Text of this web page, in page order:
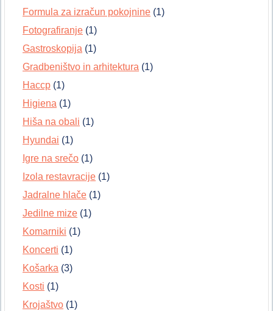
Formula za izračun pokojnine (1)
Fotografiranje (1)
Gastroskopija (1)
Gradbeništvo in arhitektura (1)
Haccp (1)
Higiena (1)
Hiša na obali (1)
Hyundai (1)
Igre na srečo (1)
Izola restavracije (1)
Jadralne hlače (1)
Jedilne mize (1)
Komarniki (1)
Koncerti (1)
Košarka (3)
Kosti (1)
Krojaštvo (1)